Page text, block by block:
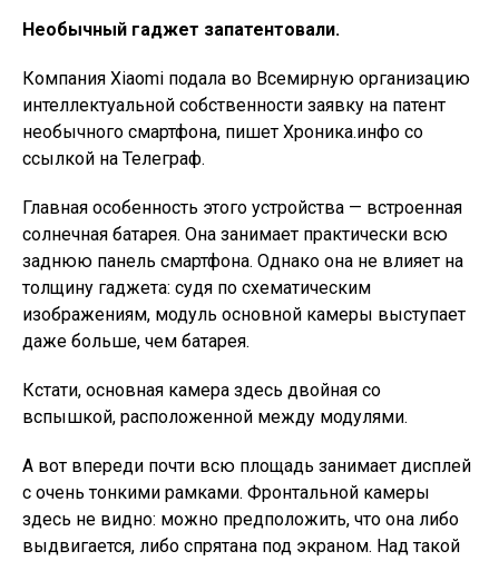
Необычный гаджет запатентовали.
Компания Xiaomi подала во Всемирную организацию
интеллектуальной собственности заявку на патент
необычного смартфона, пишет Хроника.инфо со
ссылкой на Телеграф.
Главная особенность этого устройства — встроенная
солнечная батарея. Она занимает практически всю
заднюю панель смартфона. Однако она не влияет на
толщину гаджета: судя по схематическим
изображениям, модуль основной камеры выступает
даже больше, чем батарея.
Кстати, основная камера здесь двойная со
вспышкой, расположенной между модулями.
А вот впереди почти всю площадь занимает дисплей
с очень тонкими рамками. Фронтальной камеры
здесь не видно: можно предположить, что она либо
выдвигается, либо спрятана под экраном. Над такой